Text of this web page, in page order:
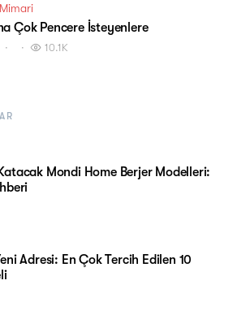
Mimari
Çok Pencere İsteyenlere
10.1K
Mondi Home Berjer Modelleri:
Adresi: En Çok Tercih Edilen 10